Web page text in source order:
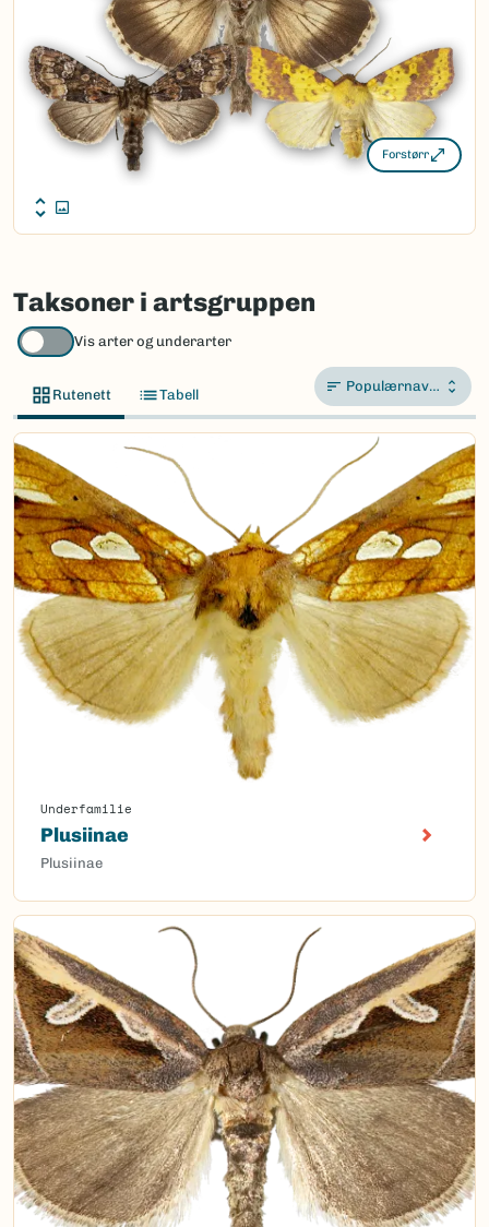
Forstørr
Taksoner i artsgruppen
Vis arter og underarter
Rutenett Tabell Populærnavn A-Å
Underfamilie
Plusiinae
Plusiinae